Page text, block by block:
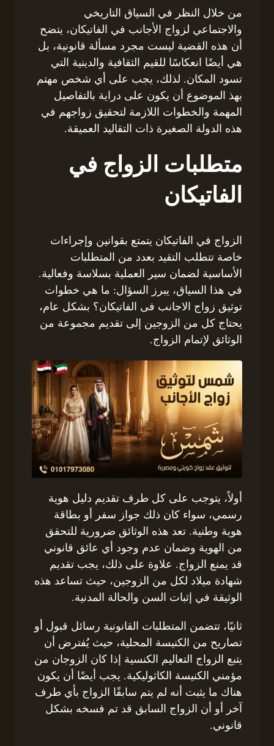
من خلال النظر في السياق التاريخي
والاجتماعي لزواج الأجانب في الفاتيكان، يتضح
أن هذه القضية ليست مجرد مسألة قانونية، بل
هي أيضًا انعكاسًا للقيم الثقافية والدينية التي
تسود المكان. لذلك، يجب على أي شخص مهتم
بهذ الموضوع أن يكون على دراية بالتفاصيل
المهمة والخطوات اللازمة لتحقيق زواجهم في
هذه الدولة الصغيرة ذات التقاليد العميقة.
متطلبات الزواج في
الفاتيكان
الزواج في الفاتيكان يتمتع بقوانين وإجراءات
خاصة تتطلب التقيد بعدد من المتطلبات
الأساسية لضمان سير العملية بسلاسة وفعالية.
في هذا السياق، يبرز السؤال: ما هي خطوات
توثيق زواج الاجانب فى الفاتيكان؟ بشكل عام،
يحتاج كل من الزوجين إلى تقديم مجموعة من
الوثائق لإتمام الزواج.
أولاً، يتوجب على كل طرف تقديم دليل هوية
رسمي، سواء كان ذلك جواز سفر أو بطاقة
هوية وطنية. تعد هذه الوثائق ضرورية للتحقق
من الهوية وضمان عدم وجود أي عائق قانوني
قد يمنع الزواج. علاوة على ذلك، يجب تقديم
شهادة ميلاد لكل من الزوجين، حيث تساعد هذه
الوثيقة في إثبات السن والحالة المدنية.
ثانيًا، تتضمن المتطلبات القانونية رسائل قبول أو
تصاريح من الكنيسة المحلية، حيث يُفترض أن
يتبع الزواج التعاليم الكنسية إذا كان الزوجان من
مؤمني الكنيسة الكاثوليكية. يجب أيضًا أن يكون
هناك ما يثبت أنه لم يتم سابقًا الزواج بأي طرف
آخر أو أن الزواج السابق قد تم فسخه بشكل
قانوني.